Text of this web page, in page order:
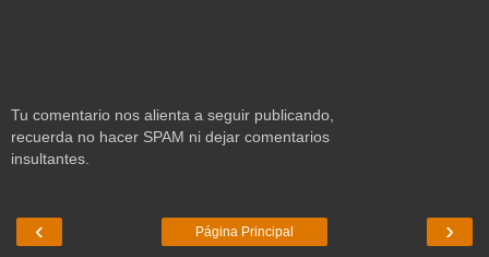
Tu comentario nos alienta a seguir publicando,
recuerda no hacer SPAM ni dejar comentarios
insultantes.
‹ ›
Página Principal